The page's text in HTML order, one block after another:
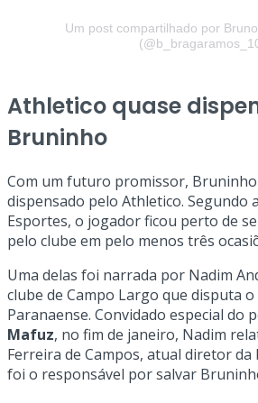
Um post compartilhado por
Athletico quase
Bruninho
Com um futuro promissor,
dispensado pelo Athletico. Segundo
Esportes, o jogador ficou perto de
pelo clube em pelo menos três
Uma delas foi narrada por Nadim
clube de Campo Largo que disputa
Paranaense. Convidado especial do
Mafuz, no fim de janeiro, Nadim
Ferreira de Campos, atual diretor
foi o responsável por salvar